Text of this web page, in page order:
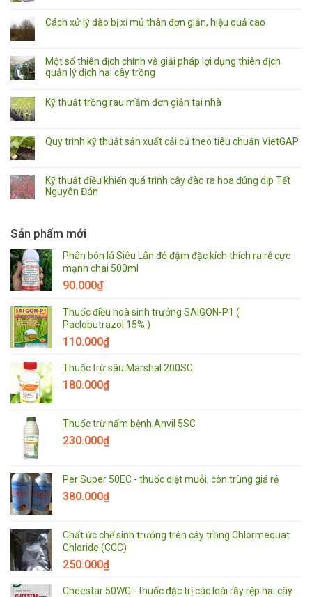
Cách xử lý đào bị xỉ mủ thân đơn giản, hiệu quả cao
Một số thiên địch chính và giải pháp lợi dụng thiên địch
quản lý dịch hại cây trồng
Kỹ thuật trồng rau mầm đơn giản tại nhà
Quy trình kỹ thuật sản xuất cải củ theo tiêu chuẩn VietGAP
Kỹ thuật điều khiển quá trình cây đào ra hoa đúng dịp Tết
Nguyên Đán
Sản phẩm mới
Phân bón lá Siêu Lân đỏ đậm đặc kích thích ra rễ cực
mạnh chai 500ml
90.000₫
Thuốc điều hoà sinh trưởng SAIGON-P1 (
Paclobutrazol 15% )
110.000₫
Thuốc trừ sâu Marshal 200SC
180.000₫
Thuốc trừ nấm bệnh Anvil 5SC
230.000₫
Per Super 50EC - thuốc diệt muỗi, côn trùng giá rẻ
380.000₫
Chất ức chế sinh trưởng trên cây trồng Chlormequat
Chloride (CCC)
250.000₫
Cheestar 50WG - thuốc đặc trị các loài rầy rệp hại cây